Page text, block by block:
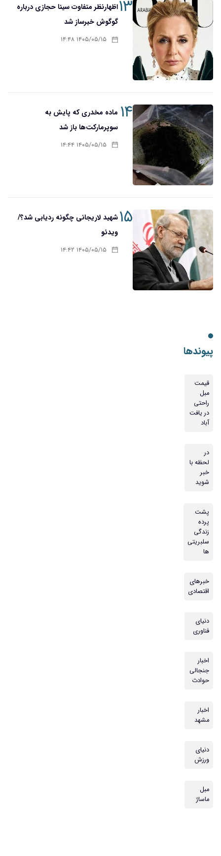
۱۳اظهارنظر متفاوت سینا حجازی درباره
گوگوش خبرساز شد
۱۴۰۵/۰۵/۱۵ ۱۴:۴۸
۱۴ ماده مخدری که پایش به
سوپرمارکت‌ها باز شد
۱۴۰۵/۰۵/۱۵ ۱۴:۴۴
۱۵شهید لاریجانی چگونه ردیابی شد؟/
ویدئو
۱۴۰۵/۰۵/۱۵ ۱۴:۴۲
پیوندها
قیمت
مبل
راحتی
در یافت
آباد
در
لحظه با
خبر
شوید
پشت
پرده
زندگی
سلبریتی
ها
خبرهای
اقتصادی
دنیای
فناوری
اخبار
جنجالی
حوادث
اخبار
مشهد
دنیای
ورزش
مبل
ماساژ